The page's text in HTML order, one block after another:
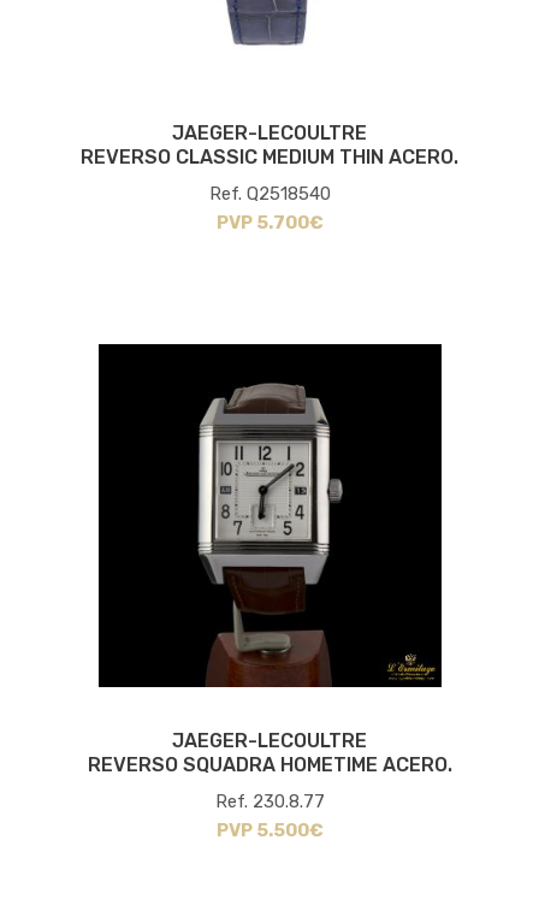
JAEGER-LECOULTRE
REVERSO CLASSIC MEDIUM THIN ACERO.
Ref. Q2518540
PVP 5.700€
JAEGER-LECOULTRE
REVERSO SQUADRA HOMETIME ACERO.
Ref. 230.8.77
PVP 5.500€